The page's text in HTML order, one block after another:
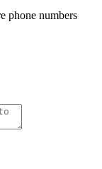
phone numbers